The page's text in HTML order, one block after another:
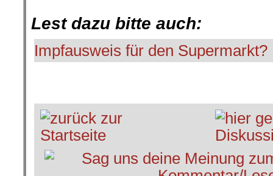
Lest dazu bitte auch:
Impfausweis für den Supermarkt?